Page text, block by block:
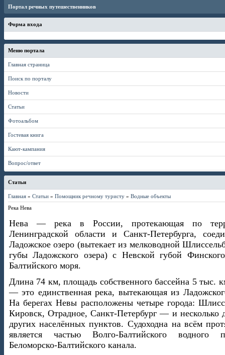
Портал речных путешественников
Форма входа
Меню портала
Главная страница
Поиск по порталу
Новости
Статьи
Фотоальбом
Гостевая книга
Кают-кампания
Вопрос/ответ
Статьи
Главная » Статьи » Помощник речному туристу » Водные объекты
Река Нева
Нева — река в России, протекающая по
Ленинградской области и Санкт-Петербурга,
Ладожское озеро (вытекает из мелководной
губы Ладожского озера) с Невской губой
Балтийского моря.
Длина 74 км, площадь собственного бассейна 5 тыс.
— это единственная река, вытекающая из
На берегах Невы расположены четыре города:
Кировск, Отрадное, Санкт-Петербург — и несколько
других населённых пунктов. Судоходна на всём
является частью Волго-Балтийского
Беломорско-Балтийского канала.